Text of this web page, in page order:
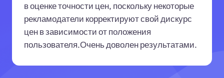
в оценке точности цен, поскольку некоторые
рекламодатели корректируют свой дискурс
цен в зависимости от положения
пользователя.Очень доволен результатами.